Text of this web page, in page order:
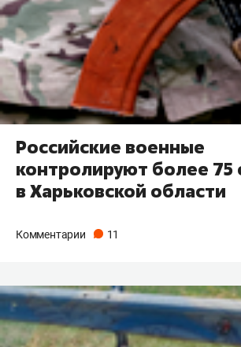
Российские военные
контролируют более 75
в Харьковской области
Комментарии 11